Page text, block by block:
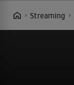
Streaming